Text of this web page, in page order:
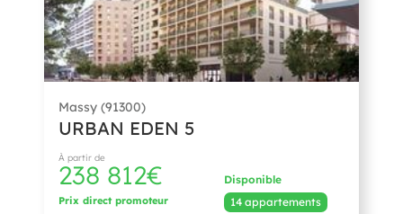
Massy (91300)
URBAN EDEN 5
À partir de
238 812€
Prix direct promoteur
Disponible
14 appartements